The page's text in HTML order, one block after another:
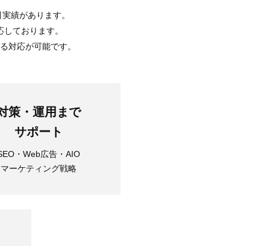
績があります。
ております。
対応が可能です。
策・運用まで
サポート
・Web広告・AIO
マーケティング戦略